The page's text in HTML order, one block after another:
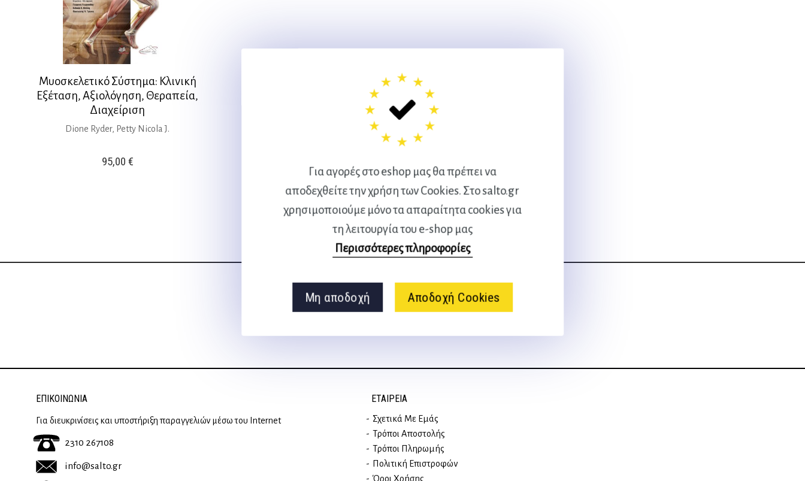
Για αγορές στο eshop μας θα πρέπει να
αποδεχθείτε την χρήση των Cookies. Στο salto.gr
χρησιμοποιούμε μόνο τα απαραίτητα cookies για
τη λειτουργία του e-shop μας
Περισσότερες πληροφορίες
Μη αποδοχή Αποδοχή Cookies
Μυοσκελετικό Σύστημα: Κλινική
Εξέταση, Αξιολόγηση, Θεραπεία,
Διαχείριση
Dione Ryder, Petty Nicola J.
95,00 €
Ακολουθήστε μας
ΕΠΙΚΟΙΝΩΝΊΑ
Για διευκρινίσεις και υποστήριξη παραγγελιών μέσω του Internet
2310 267108
info@salto.gr
ΕΤΑΙΡΕΊΑ
Σχετικά Με Εμάς
Τρόποι Αποστολής
Τρόποι Πληρωμής
Πολιτική Επιστροφών
Όροι Χρήσης